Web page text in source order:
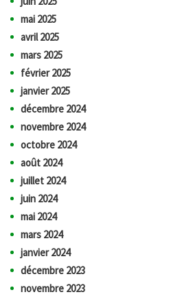
mai 2025
avril 2025
mars 2025
février 2025
janvier 2025
décembre 2024
novembre 2024
octobre 2024
août 2024
juillet 2024
juin 2024
mai 2024
mars 2024
janvier 2024
décembre 2023
novembre 2023